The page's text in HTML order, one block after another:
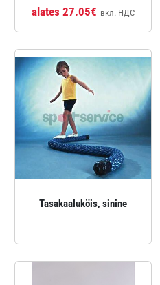
alates 27.05€ вкл. НДС
Tasakaaluköis, sinine